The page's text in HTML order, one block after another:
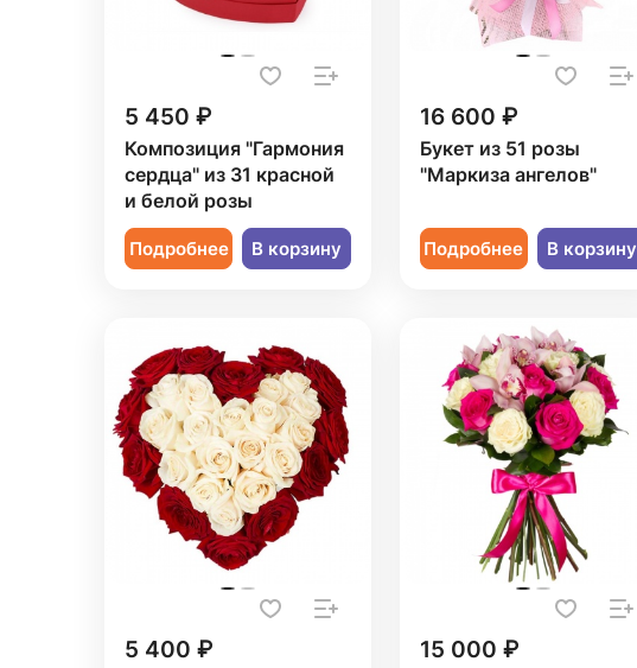
5 450 ₽
Композиция "Гармония
сердца" из 31 красной
и белой розы
Подробнее В корзину
16 600 ₽
Букет из 51 розы
"Маркиза ангелов"
Подробнее В корзину
5 400 ₽ 15 000 ₽